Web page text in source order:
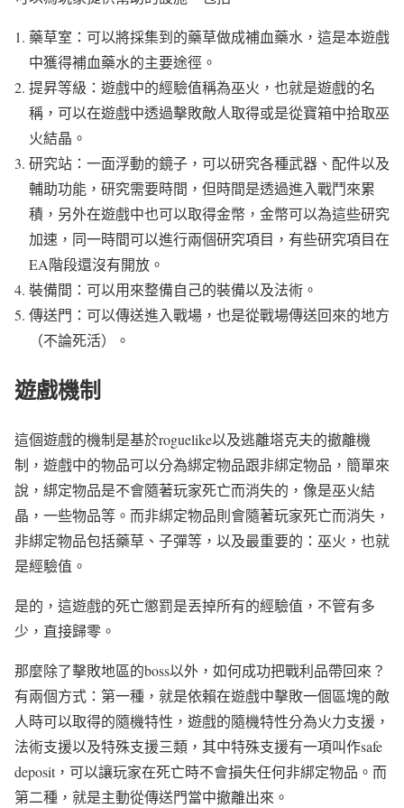
藥草室：可以將採集到的藥草做成補血藥水，這是本遊戲
中獲得補血藥水的主要途徑。
提昇等級：遊戲中的經驗值稱為巫火，也就是遊戲的名
稱，可以在遊戲中透過擊敗敵人取得或是從寶箱中拾取巫
火結晶。
研究站：一面浮動的鏡子，可以研究各種武器、配件以及
輔助功能，研究需要時間，但時間是透過進入戰鬥來累
積，另外在遊戲中也可以取得金幣，金幣可以為這些研究
加速，同一時間可以進行兩個研究項目，有些研究項目在
EA階段還沒有開放。
裝備間：可以用來整備自己的裝備以及法術。
傳送門：可以傳送進入戰場，也是從戰場傳送回來的地方
（不論死活）。
遊戲機制
這個遊戲的機制是基於roguelike以及逃離塔克夫的撤離機
制，遊戲中的物品可以分為綁定物品跟非綁定物品，簡單來
說，綁定物品是不會隨著玩家死亡而消失的，像是巫火結
晶，一些物品等。而非綁定物品則會隨著玩家死亡而消失，
非綁定物品包括藥草、子彈等，以及最重要的：巫火，也就
是經驗值。
是的，這遊戲的死亡懲罰是丟掉所有的經驗值，不管有多
少，直接歸零。
那麼除了擊敗地區的boss以外，如何成功把戰利品帶回來？
有兩個方式：第一種，就是依賴在遊戲中擊敗一個區塊的敵
人時可以取得的隨機特性，遊戲的隨機特性分為火力支援，
法術支援以及特殊支援三類，其中特殊支援有一項叫作safe
deposit，可以讓玩家在死亡時不會損失任何非綁定物品。而
第二種，就是主動從傳送門當中撤離出來。